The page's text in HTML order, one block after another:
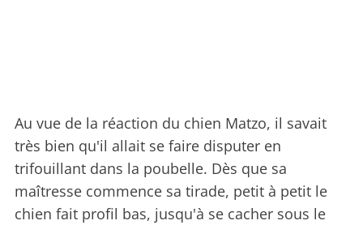
Au vue de la réaction du chien Matzo, il savait
très bien qu'il allait se faire disputer en
trifouillant dans la poubelle. Dès que sa
maîtresse commence sa tirade, petit à petit le
chien fait profil bas, jusqu'à se cacher sous le